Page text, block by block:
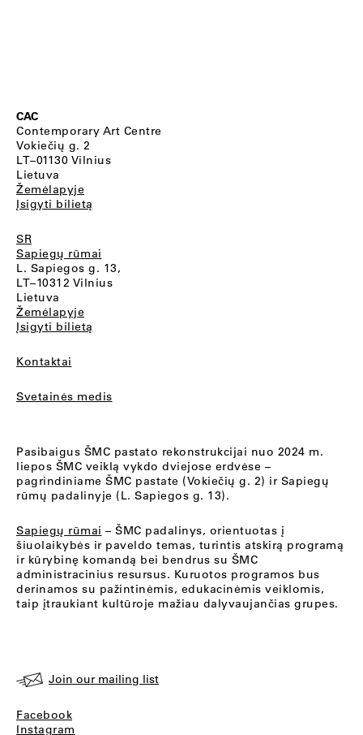
CAC
Contemporary Art Centre
Vokiečių g. 2
LT–01130 Vilnius
Lietuva
Žemėlapyje
Įsigyti bilietą
SR
Sapiegų rūmai
L. Sapiegos g. 13,
LT–10312 Vilnius
Lietuva
Žemėlapyje
Įsigyti bilietą
Kontaktai
Svetainės medis
Pasibaigus ŠMC pastato rekonstrukcijai nuo 2024 m.
liepos ŠMC veiklą vykdo dviejose erdvėse –
pagrindiniame ŠMC pastate (Vokiečių g. 2) ir Sapiegų
rūmų padalinyje (L. Sapiegos g. 13).
Sapiegų rūmai – ŠMC padalinys, orientuotas į
šiuolaikybės ir paveldo temas, turintis atskirą programą
ir kūrybinę komandą bei bendrus su ŠMC
administracinius resursus. Kuruotos programos bus
derinamos su pažintinėmis, edukacinėmis veiklomis,
taip įtraukiant kultūroje mažiau dalyvaujančias grupes.
Join our mailing list
Facebook
Instagram